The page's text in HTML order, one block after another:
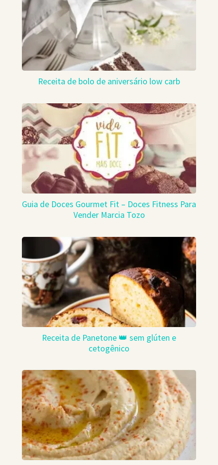
Receita de bolo de aniversário low carb
Guia de Doces Gourmet Fit – Doces Fitness Para
Vender Marcia Tozo
Receita de Panetone 👑 sem glúten e
cetogênico